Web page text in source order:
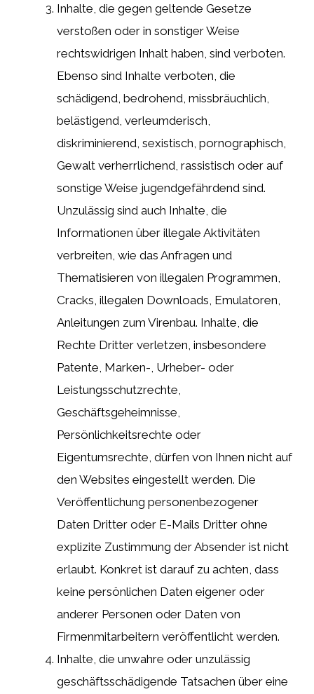
Inhalte, die gegen geltende Gesetze
verstoßen oder in sonstiger Weise
rechtswidrigen Inhalt haben, sind verboten.
Ebenso sind Inhalte verboten, die
schädigend, bedrohend, missbräuchlich,
belästigend, verleumderisch,
diskriminierend, sexistisch, pornographisch,
Gewalt verherrlichend, rassistisch oder auf
sonstige Weise jugendgefährdend sind.
Unzulässig sind auch Inhalte, die
Informationen über illegale Aktivitäten
verbreiten, wie das Anfragen und
Thematisieren von illegalen Programmen,
Cracks, illegalen Downloads, Emulatoren,
Anleitungen zum Virenbau. Inhalte, die
Rechte Dritter verletzen, insbesondere
Patente, Marken-, Urheber- oder
Leistungsschutzrechte,
Geschäftsgeheimnisse,
Persönlichkeitsrechte oder
Eigentumsrechte, dürfen von Ihnen nicht auf
den Websites eingestellt werden. Die
Veröffentlichung personenbezogener
Daten Dritter oder E-Mails Dritter ohne
explizite Zustimmung der Absender ist nicht
erlaubt. Konkret ist darauf zu achten, dass
keine persönlichen Daten eigener oder
anderer Personen oder Daten von
Firmenmitarbeitern veröffentlicht werden.
Inhalte, die unwahre oder unzulässig
geschäftsschädigende Tatsachen über eine